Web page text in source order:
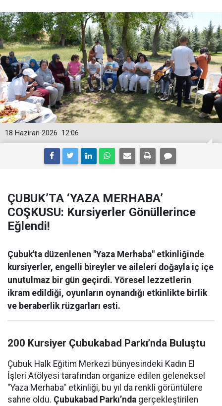
12:06
18 Haziran 2026
ÇUBUK’TA ‘YAZA MERHABA’
COŞKUSU: Kursiyerler Gönüllerince
Eğlendi!
Çubuk'ta düzenlenen "Yaza Merhaba" etkinliğinde
kursiyerler, engelli bireyler ve aileleri doğayla iç içe
unutulmaz bir gün geçirdi. Yöresel lezzetlerin
ikram edildiği, oyunların oynandığı etkinlikte birlik
ve beraberlik rüzgarları esti.
200 Kursiyer Çubukabad Parkı’nda Buluştu
Çubuk Halk Eğitim Merkezi bünyesindeki Kadın El
İşleri Atölyesi tarafından organize edilen geleneksel
"Yaza Merhaba" etkinliği, bu yıl da renkli görüntülere
sahne oldu. Çubukabad Parkı’nda gerçekleştirilen